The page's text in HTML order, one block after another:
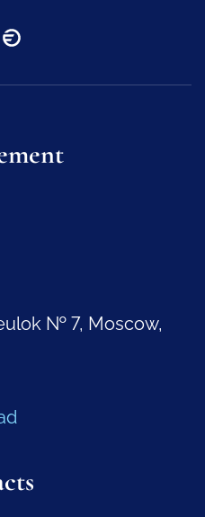
№ 7, Moscow,